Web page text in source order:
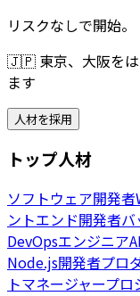
リスクなしで開始。
🇯🇵 東京、大阪を
ます
人材を採用
トップ人材
ソフトウェア開発者
ントエンド開発者
DevOpsエンジニア
Node.js開発者プロ
トマネージャープロ